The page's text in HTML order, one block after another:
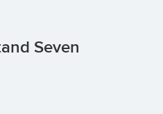
Seven